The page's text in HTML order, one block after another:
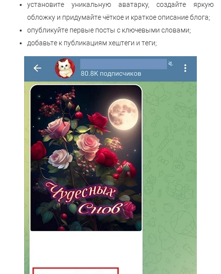
установите уникальную аватарку, создайте яркую
обложку и придумайте чёткое и краткое описание блога;
опубликуйте первые посты с ключевыми словами;
добавьте к публикациям хештеги и теги;